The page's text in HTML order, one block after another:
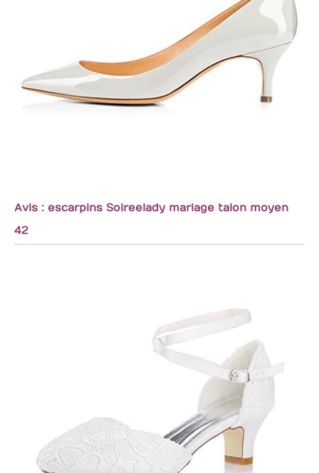
Avis : escarpins Soireelady mariage talon moyen
42